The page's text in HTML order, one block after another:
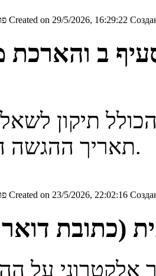
Created on 29/5/2026, 16:29:22
תאריך ההגשה הוארך ל-3.6.
Created on 23/5/2026, 22:02:16
(כתובת
אלקטרוני על